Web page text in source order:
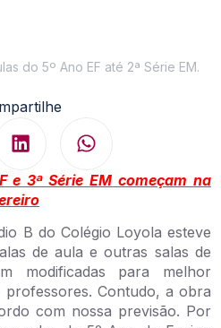
do 5º Ano EF até 2ª Série EM.
e 3ª Série EM começam na
B do Colégio Loyola esteve
de aula e outras salas de
modificadas para melhor
Contudo, a obra
com nossa previsão. Por